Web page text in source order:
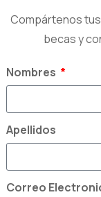
Compártenos
becas y
Nombres
Apellidos
Correo